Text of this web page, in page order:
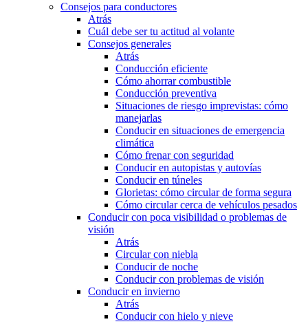
Consejos para conductores
Atrás
Cuál debe ser tu actitud al volante
Consejos generales
Atrás
Conducción eficiente
Cómo ahorrar combustible
Conducción preventiva
Situaciones de riesgo imprevistas: cómo
manejarlas
Conducir en situaciones de emergencia
climática
Cómo frenar con seguridad
Conducir en autopistas y autovías
Conducir en túneles
Glorietas: cómo circular de forma segura
Cómo circular cerca de vehículos pesados
Conducir con poca visibilidad o problemas de
visión
Atrás
Circular con niebla
Conducir de noche
Conducir con problemas de visión
Conducir en invierno
Atrás
Conducir con hielo y nieve